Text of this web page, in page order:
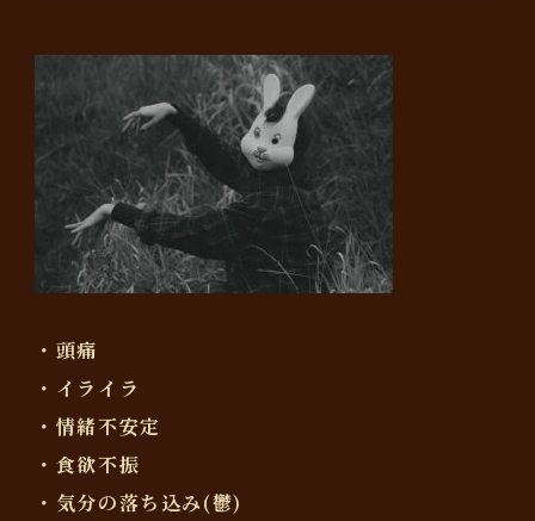
・頭痛
・イライラ
・情緒不安定
・食欲不振
・気分の落ち込み(鬱)